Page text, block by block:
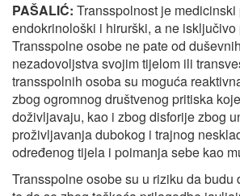
PAŠALIĆ: Transspolnost je medicinski
endokrinološki i hirurški, a ne
Transspolne osobe ne pate od
nezadovoljstva svojim tijelom ili
transspolnih osoba su moguća
zbog ogromnog društvenog pritiska
doživljavaju, kao i zbog disforije zbog
proživljavanja dubokog i trajnog
određenog tijela i poimanja sebe kao
Transspolne osobe su u riziku da budu